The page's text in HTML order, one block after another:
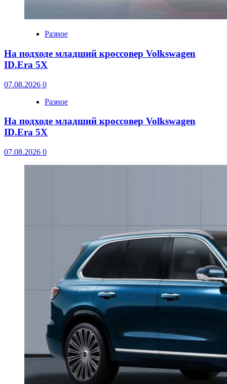
Разное
На подходе младший кроссовер Volkswagen
ID.Era 5X
07.08.2026 0
Разное
На подходе младший кроссовер Volkswagen
ID.Era 5X
07.08.2026 0